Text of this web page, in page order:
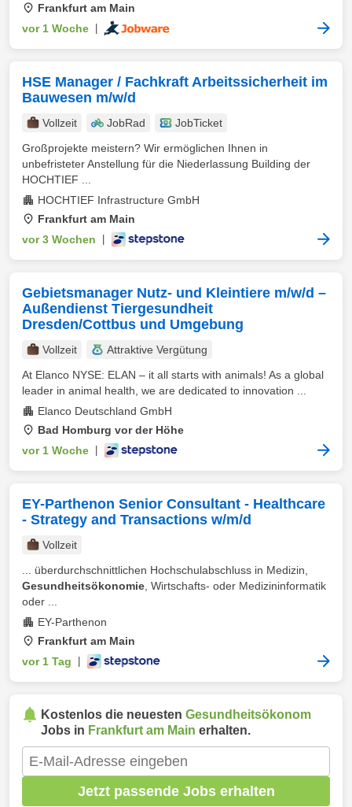
Frankfurt am Main
vor 1 Woche
HSE Manager / Fachkraft Arbeitssicherheit im
Bauwesen m/w/d
Vollzeit JobRad
JobTicket
Großprojekte meistern? Wir ermöglichen Ihnen in
unbefristeter Anstellung für die Niederlassung Building der
HOCHTIEF ...
HOCHTIEF Infrastructure GmbH
Frankfurt am Main
vor 3 Wochen
Gebietsmanager Nutz- und Kleintiere m/w/d –
Außendienst Tiergesundheit
Dresden/Cottbus und Umgebung
Vollzeit
Attraktive Vergütung
At Elanco NYSE: ELAN – it all starts with animals! As a global
leader in animal health, we are dedicated to innovation ...
Elanco Deutschland GmbH
Bad Homburg vor der Höhe
vor 1 Woche
EY-Parthenon Senior Consultant - Healthcare
- Strategy and Transactions w/m/d
Vollzeit
... überdurchschnittlichen Hochschulabschluss in Medizin,
Gesundheitsökonomie , Wirtschafts- oder Medizininformatik
oder ...
EY-Parthenon
Frankfurt am Main
vor 1 Tag
Kostenlos die neuesten Gesundheitsökonom
Jobs in Frankfurt am Main erhalten.
Jetzt passende Jobs erhalten